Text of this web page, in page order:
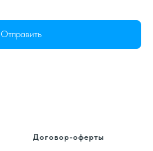
Отправить
Договор-оферты